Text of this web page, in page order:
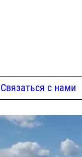
Связаться с нами